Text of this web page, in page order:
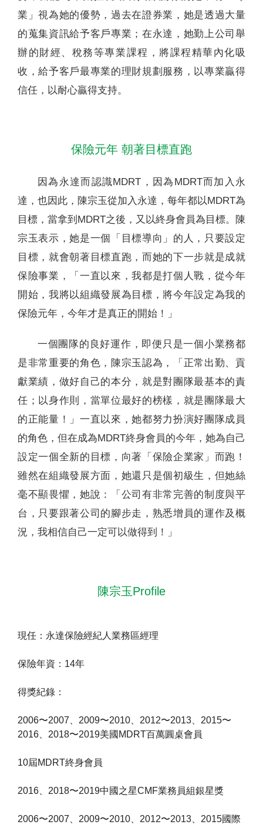
業」視為她的優勢，過去在證券業，她是透過大量
的蒐集資訊給予客戶專業；在永達，她勤上公司舉
辦的財經、稅務等專業課程，將課程精華內化吸
收，給予客戶最專業的理財規劃服務，以專業贏得
信任，以耐心贏得支持。
保險元年 朝著目標直跑
因為永達而認識MDRT，因為MDRT而加入永
達，也因此，陳宗玉從加入永達，每年都以MDRT為
目標，當拿到MDRT之後，又以終身會員為目標。陳
宗玉表示，她是一個「目標導向」的人，只要設定
目標，就會朝著目標直跑，而她的下一步就是成就
保險事業，「一直以來，我都是打個人戰，從今年
開始，我將以組織發展為目標，將今年設定為我的
保險元年，今年才是真正的開始！」
一個團隊的良好運作，即便只是一個小業務都
是非常重要的角色，陳宗玉認為，「正常出勤、貢
獻業績，做好自己的本分，就是對團隊最基本的責
任；以身作則，當單位最好的榜樣，就是團隊最大
的正能量！」一直以來，她都努力扮演好團隊成員
的角色，但在成為MDRT終身會員的今年，她為自己
設定一個全新的目標，向著「保險企業家」而跑！
雖然在組織發展方面，她還只是個初級生，但她絲
毫不顯畏懼，她說：「公司有非常完善的制度與平
台，只要跟著公司的腳步走，熟悉增員的運作及概
況，我相信自己一定可以做得到！」
陳宗玉Profile
現任：永達保險經紀人業務區經理
保險年資：14年
得獎紀錄：
2006〜2007、2009〜2010、2012〜2013、2015〜
2016、2018〜2019美國MDRT百萬圓桌會員
10屆MDRT終身會員
2016、2018〜2019中國之星CMF業務員組銀星獎
2006〜2007、2009〜2010、2012〜2013、2015國際